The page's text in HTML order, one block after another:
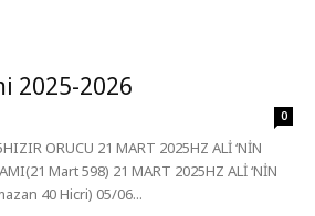
2025-2026
0
ORUCU 21 MART 2025HZ ALİ ‘NİN
Mart 598) 21 MART 2025HZ ALİ ‘NİN
40 Hicri) 05/06...